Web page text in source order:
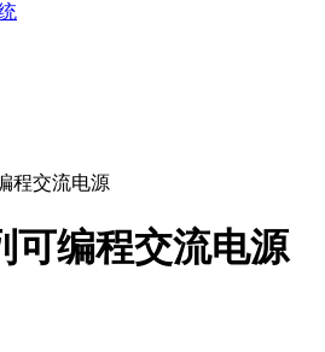
程交流电源
可编程交流电源